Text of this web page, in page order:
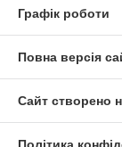
Графік роботи
Повна версія
Сайт створено